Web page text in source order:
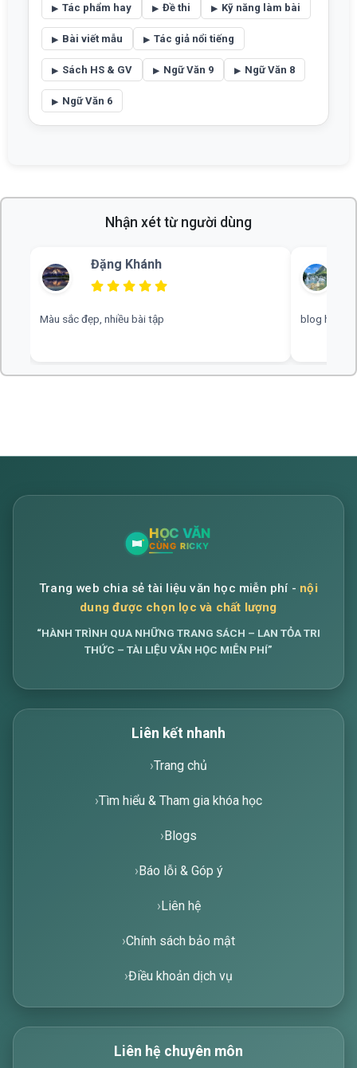
Tác phẩm hay Đề thi Kỹ năng làm bài
Bài viết mẫu Tác giả nổi tiếng
Sách HS & GV Ngữ Văn 9 Ngữ Văn 8
Ngữ Văn 6
Nhận xét từ người dùng
blog hay, chuyên nghiệp, rất mong nhiều đáp
Trang web chia sẻ tài liệu văn học miễn phí - nội
dung được chọn lọc và chất lượng
“HÀNH TRÌNH QUA NHỮNG TRANG SÁCH – LAN TỎA TRI
THỨC – TÀI LIỆU VĂN HỌC MIỄN PHÍ”
Liên kết nhanh
Trang chủ
Tìm hiểu & Tham gia khóa học
Blogs
Báo lỗi & Góp ý
Liên hệ
Chính sách bảo mật
Điều khoản dịch vụ
Liên hệ chuyên môn